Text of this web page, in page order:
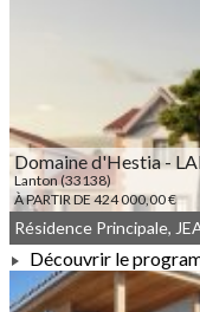
Domaine d'Hestia -
Lanton (33138)
À PARTIR DE 424 000,00 €
Résidence Principale,
Découvrir le